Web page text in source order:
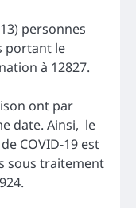
personnes
portant le
à 12827.
ont par
date. Ainsi, le
COVID-19 est
sous traitement